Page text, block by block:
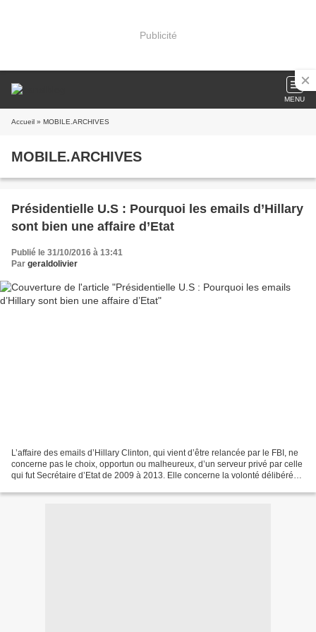
Publicité
MENU
Accueil » MOBILE.ARCHIVES
MOBILE.ARCHIVES
Présidentielle U.S : Pourquoi les emails d’Hillary
sont bien une affaire d’Etat
Publié le 31/10/2016 à 13:41
Par geraldolivier
L’affaire des emails d’Hillary Clinton, qui vient d’être relancée par le FBI, ne
concerne pas le choix, opportun ou malheureux, d’un serveur privé par celle
qui fut Secrétaire d’Etat de 2009 à 2013. Elle concerne la volonté délibérée